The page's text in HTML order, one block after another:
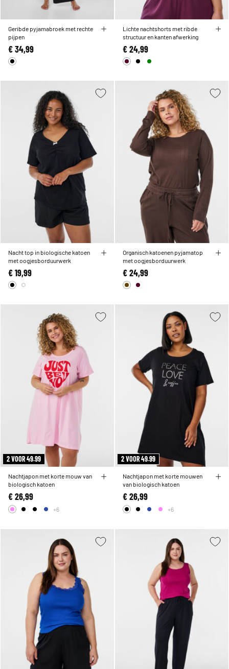
Geribde pyjamabroek met rechte
pijpen
€ 34,99
Lichte nachtshorts met ribde
structuur en kanten afwerking
€ 24,99
Nacht top in biologische katoen
met oogjesborduurwerk
€ 19,99
Organisch katoenen pyjamatop
met oogjesborduurwerk
€ 24,99
2 VOOR 49.99
Nachtjapon met korte mouw van
biologisch katoen
€ 26,99
+6
2 VOOR 49.99
Nachtjapon met korte mouwen
van biologisch katoen
€ 26,99
+6